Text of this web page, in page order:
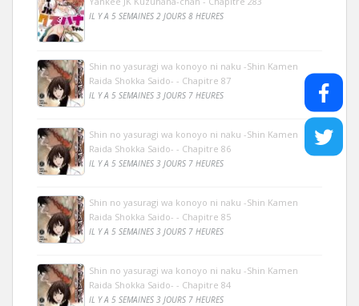
IL Y A 5 SEMAINES 2 JOURS 8 HEURES
Shin no yasuragi wa konoyo ni naku -Shin Kamen
Raida Shokka Saido- - Chapitre 87
IL Y A 5 SEMAINES 3 JOURS 7 HEURES
Shin no yasuragi wa konoyo ni naku -Shin Kamen
Raida Shokka Saido- - Chapitre 86
IL Y A 5 SEMAINES 3 JOURS 7 HEURES
Shin no yasuragi wa konoyo ni naku -Shin Kamen
Raida Shokka Saido- - Chapitre 85
IL Y A 5 SEMAINES 3 JOURS 7 HEURES
Shin no yasuragi wa konoyo ni naku -Shin Kamen
Raida Shokka Saido- - Chapitre 84
IL Y A 5 SEMAINES 3 JOURS 7 HEURES